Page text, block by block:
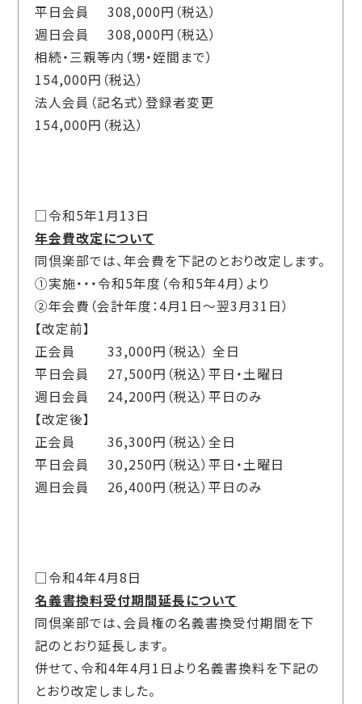
平日会員 308,000円（税込）
週日会員 308,000円（税込）
相続・三親等内（甥・姪間まで）
154,000円（税込）
法人会員（記名式）登録者変更
154,000円（税込）
□令和5年1月13日
年会費改定について
同倶楽部では、年会費を下記のとおり改定します。
①実施・・・令和5年度（令和5年4月）より
②年会費（会計年度：4月1日～翌3月31日）
【改定前】
正会員 33,000円（税込） 全日
平日会員 27,500円（税込）平日・土曜日
週日会員 24,200円（税込）平日のみ
【改定後】
正会員 36,300円（税込）全日
平日会員 30,250円（税込）平日・土曜日
週日会員 26,400円（税込）平日のみ
□令和4年4月8日
名義書換料受付期間延長について
同倶楽部では、会員権の名義書換受付期間を下
記のとおり延長します。
併せて、令和4年4月1日より名義書換料を下記の
とおり改定しました。